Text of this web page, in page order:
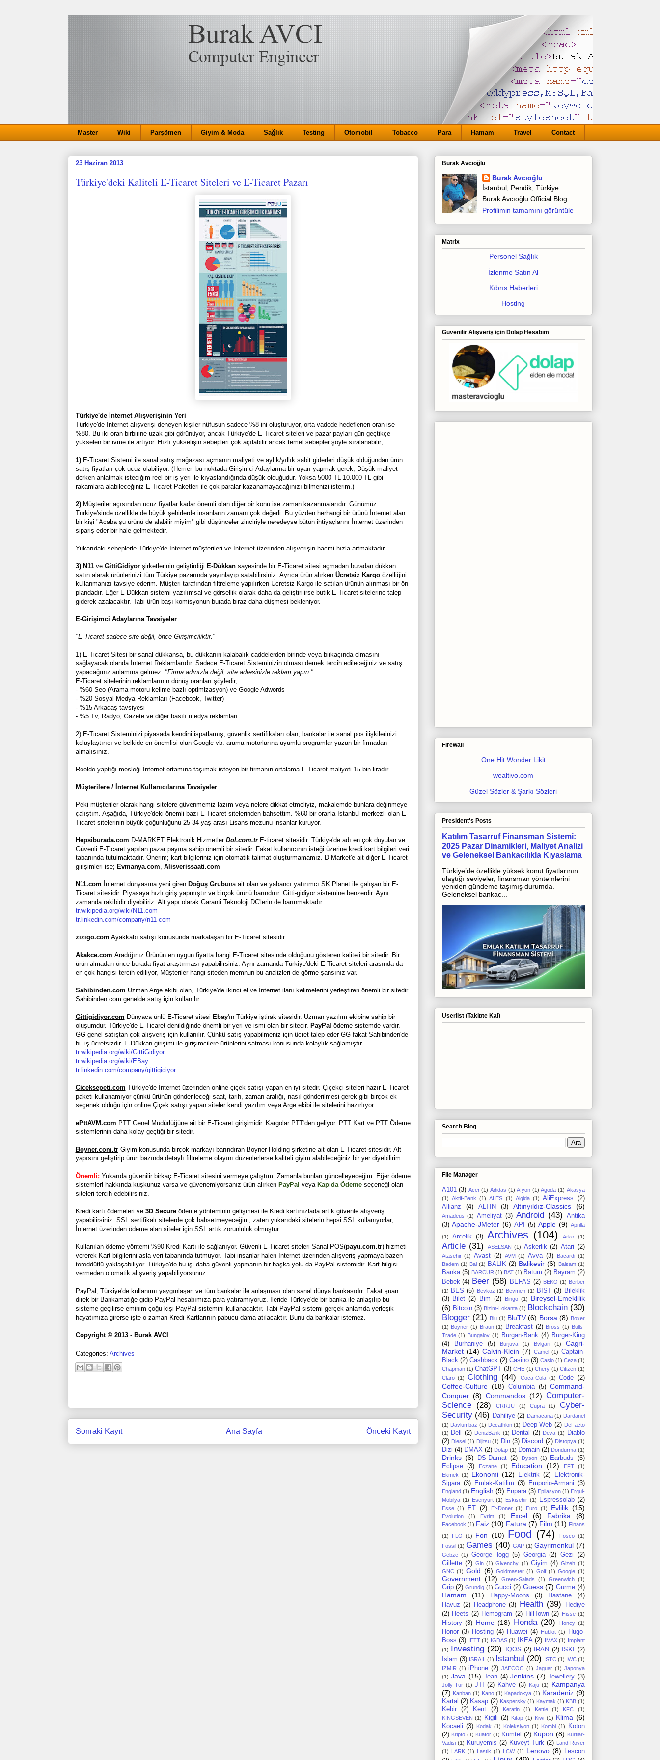
Master Wiki Parşömen Giyim & Moda Sağlık Testing Otomobil Tobacco Para Hamam Travel Contact
23 Haziran 2013
Türkiye'deki Kaliteli E-Ticaret Siteleri ve E-Ticaret Pazarı
Türkiye'de İnternet Alışverişinin Yeri
Türkiye'de İnternet alışverişi deneyen kişiler nüfusun sadece %8 ini oluşturuyor, orta vadede hedeflenen oran ise
%80. Bu iki oran birbirine uzak gibi görünüyor, ancak Türkiye'de E-Ticaret siteleri ve pazar payları gün geçtikçe
yükselen bir ivme ile artıyor. Hızlı yükselişin sebepleri çok açılabilir ancak temel sebepler şöyle sıralanabilir;
1)E-Ticaret Sistemi ile sanal satış mağazası açmanın maliyeti ve aylık/yıllık sabit giderleri düşük olduğundan ürün
satış fiyatları çok ucuz olabiliyor. (Hemen bu noktada Girişimci Adaylarına bir uyarı yapmak gerek; Düşük maliyet
derken anlatmak istediğim reel bir iş yeri ile kıyaslandığında düşük olduğudur. Yoksa 5000 TL 10.000 TL gibi
rakamlara alabileceğiniz E-Ticaret Paketleri ile çok paralar kazanamayacağınızı bilmenizi isterim.)
2)Müşteriler açısından ucuz fiyatlar kadar önemli olan diğer bir konu ise zaman kazanmalarıdır. Günümüz
Türkiye'sinde özellikle de büyük şehirlerde insanların zamanı çok değerli. Bu yüzden herhangi bir ürünü İnternet alan
bir kişi "Acaba şu ürünü de alabilir miyim" gibi düşünceler zinciriyle neredeyse bütün ihtiyaçlarını İnternet üzerinden
sipariş eder bir hale gelmektedir.
Yukarıdaki sebeplerle Türkiye'de İnternet müşterileri ve İnternet üzerinden alışverişin hacmi hızla artmaktadır.
3) N11ve GittiGidiyorşirketlerinin geliştirdiği E-Dükkansayesinde bir E-Ticaret sitesi açmadan buradan dükkan
satın alarak ürünlerinizi tüm Türkiye pazarında yayınlayıp satabilirsiniz. Ayrıca ürün alırken Ücretsiz Kargoözelliğini
kullanmanızı tavsiye ederim. Müşteri tarafından filtreleme yapılırken Ücretsiz Kargo ile satılan ürünün alınması bir ön
plandadır. Eğer E-Dükkan sistemi yazılımsal ve görsellik olarak daha da geliştirilirse butik E-Ticaret sitelerine talep
giderek azalacaktır. Tabi ürün başı komisyonun burada biraz daha düşmesi bekleniyor.
E-Girişimci Adaylarına Tavsiyeler
"E-Ticaret sadece site değil, önce Girişimciliktir."
1) E-Ticaret Sitesi bir sanal dükkansa, bu dükkanın kalabalık caddelerden birinde veya birkaçında olmasını
sağlayacak olanda İnternet Reklamlarıdır. Sadece E-Ticaret Sisteminizin olması demek tercih edileceğiniz ve satış
yapacağınız anlamına gelmez. "Firma adınızla değil, site adresinizle reklam yapın."
E-Ticaret sitelerinin reklamlarının dönüş oranları şöyledir;
- %60 Seo (Arama motoru kelime bazlı optimizasyon) ve Google Adwords
- %20 Sosyal Medya Reklamları (Facebook, Twitter)
- %15 Arkadaş tavsiyesi
- %5 Tv, Radyo, Gazete ve diğer basılı medya reklamları
2) E-Ticaret Sisteminizi piyasada kendini ispatlamış, güvenlik sertifikaları olan, bankalar ile sanal pos ilişkilerinizi
kolaylaştırıcı ve belkide en önemlisi olan Google vb. arama motorlarına uyumlu programlar yazan bir firmadan
almalısınız.
Reelde yaptığı mesleği İnternet ortamına taşımak isteyen bir firmanın ortalama E-Ticaret maliyeti 15 bin liradır.
Müşterilere / İnternet Kullanıcılarına Tavsiyeler
Peki müşteriler olarak hangi sitelere güvenmemiz lazım veya nelere dikkat etmeliyiz, makalemde bunlara değinmeye
çalıştım. Aşağıda, Türkiye'deki önemli bazı E-Ticaret sitelerinden bahsettim. %60 bir oranla İstanbul merkezli olan E-
Ticaret sitelerinin büyük çoğunluğunu 25-34 yaş arası Lisans mezunu insanlar kuruyor.
Hepsiburada.com D-MARKET Elektronik Hizmetler Dol.com.trE-ticaret sitesidir. Türkiye'de adı en çok duyulan ve
Güvenli E-Ticaret yapılan pazar payına sahip önemli bir sitedir. Fakat kullanıcının isteği üzerine kredi kart bilgileri veri
tabanında tutulmaktadır. Önerim; kart bilgileriniz için otomatik talimat oluşturmamamız. D-Market'e ait diğer E-Ticaret
girişimleri ise; Evmanya.com Alisverissaati.com
N11.com İnternet dünyasına yeni giren Doğuş Grubuna ait olan ve yabancı yatırımcı SK Planet ile çalışan bir E-
Ticaret sitesidir. Piyasaya hızlı giriş yapmıştır ve birçok ürünü barındırır. Gitti-gidiyor sistemine benzerdir. Aynı
zamanda rakibidir diyebiliriz. Alt yapı olarak Garanti Teknoloji DC'lerin de barınmaktadır.
tr.wikipedia.org/wiki/N11.com
tr.linkedin.com/company/n11-com
zizigo.com Ayakkabı satışı konusunda markalaşan bir E-Ticaret sitesidir.
Akakce.com Aradığınız Ürünün en uygun fiyatta hangi E-Ticaret sitesinde olduğunu gösteren kaliteli bir sitedir. Bir
ürün almadan önce burada fiyat araştırması yapabilirsiniz. Aynı zamanda Türkiye'deki E-Ticaret siteleri arasında da
en çok hangisi tercih ediliyor, Müşteriler hangi siteden memnun bu analizleri de görme şansınız var.
Sahibinden.com Uzman Arge ekibi olan, Türkiye'de ikinci el ve İnternet ilanı kelimelerini yerleştiren önemli bir sitedir.
Sahibinden.com genelde satış için kullanılır.
Gittigidiyor.com Dünyaca ünlü E-Ticaret sitesi Ebay'ın Türkiye iştirak sitesidir. Uzman yazılım ekibine sahip bir
oluşumdur. Türkiye'de E-Ticaret denildiğinde önemli bir yeri ve ismi olan bir sitedir. PayPal ödeme sistemde vardır.
GG genel satıştan çok alışveriş için kullanılır. Çünkü satış yapabilmeniz için ücret talep eder GG fakat Sahibinden'de
bu iş ücretsizdir. E-Dükkan girişimi ile girişimcilere ürünlerini satması konusunda kolaylık sağlamıştır.
tr.wikipedia.org/wiki/GittiGidiyor
tr.wikipedia.org/wiki/EBay
tr.linkedin.com/company/gittigidiyor
Ciceksepeti.com Türkiye'de İnternet üzerinden online çiçek satışı yapan en iyi sitedir. Çiçekçi siteleri hazır E-Ticaret
paketi kullanamıyor çünkü ürünün gönderileceği saat, tarih, zaman aralığı, nasıl gönderilmesi gerek gibi birçok ek
seçenek olduğu için online Çiçek satışı yapan siteler kendi yazılım veya Arge ekibi ile sitelerini hazırlıyor.
ePttAVM.com PTT Genel Müdürlüğüne ait bir E-Ticaret girişimidir. Kargolar PTT'den geliyor. PTT Kart ve PTT Ödeme
sistemlerinin daha kolay geçtiği bir sitedir.
Boyner.com.trGiyim konusunda birçok markayı barındıran Boyner Holding şirketine ait olan E-Ticaret sitesidir. Alt
yapısını geliştirip ürün bazında detaylı filtreleme olayını düzenlerlerse kaliteli giyim alabileceğiniz bir yer diyebilirim.
Önemli; Yukarıda güvenilir birkaç E-Ticaret sitesini vermeye çalıştım. Zamanla bunları güncelleyeceğim.
Eğer ödeme
sistemleri hakkında kuşkunuz varsa ve güvenemiyorsanız ürün alırken PayPal veya Kapıda Ödemeseçeneği olan
siteleri tercih edebilirsiniz.
Kredi kartı ödemeleri ve 3D Secureödeme yönteminin gelişmesi ile Kredi kartınızlada artık güvenle alışveriş
yapabilirsiniz. SSL sertifikalı sitelerde çok bahsetmeyeceğim, zaten yukarıdaki sitelerin hepsi SSL kullanıyorlar,
İnternet üzerinden ödeme alan siteler için SSL artık zorunluluk olmuştur.
Kullanılan ödeme yöntemi %90 Kredi Kartı ile sağlanıyor. Güvenli E-Ticaret siteleri Sanal POS(payu.com.tr) hizmeti
vererek Kart bilgilerini asla veri tabanında tutmuyor. Tabi insanlar halen İnternet üzerinden alışveriş yapmaya bazen
tereddütlü yaklaşabiliyor. Türkiye'de bu işi daha güvenli yapmanın bir başka yolu da PayPal sistemidir. Kart bilgisi
vermeden otomatik alışveriş yapabiliyorsunuz.
PayPal, Türkiye'de kullanımı yaygınlaşan ve tüm bankalar ile anlaşması olan sanal dünya bankasıdır. Fakat şuan
direk bir Bankamatiğe gidip PayPal hesabımıza para yatıramıyoruz. İleride Türkiye'de bir banka ile anlaşılıp bu
sisteme geçilirse eminim çoğu kişi PayPal sistemini kullanacaktır. Tabi PayPal sistemi gerçek anlamda yerleşik
hayatımıza girerse işte o zaman Kredi Kartlarının pabucu dama atılacaktır. Bunu da bankalar istemez.
Copyright © 2013 - Burak AVCI
Categories: Archives
Sonraki Kayıt Önceki Kayıt
Ana Sayfa
Burak Avcıoğlu
Burak Avcıoğlu
İstanbul, Pendik, Türkiye
Burak Avcıoğlu Official Blog
Profilimin tamamını görüntüle
Matrix
Personel Sağlık
İzlenme Satın Al
Kıbrıs Haberleri
Hosting
Güvenilir Alışveriş için Dolap Hesabım
Firewall
One Hit Wonder Likit
wealtivo.com
Güzel Sözler & Şarkı Sözleri
President's Posts
Katılım Tasarruf Finansman Sistemi:
2025 Pazar Dinamikleri, Maliyet Analizi
ve Geleneksel Bankacılıkla Kıyaslama
Türkiye’de özellikle yüksek konut fiyatlarının
ulaştığı seviyeler, finansman yöntemlerini
yeniden gündeme taşımış durumda.
Geleneksel bankac...
Userlist (Takipte Kal)
Search Blog
File Manager
A101 (3) Acer (1) Adidas (1) Afyon (1) Agoda (1) Akasya
(1) Aktif-Bank (1) ALES (1) Algida (1) AliExpress
(2)
Allianz
(4) ALTIN (3) Altınyıldız-Classics (6)
Amadeus (1) Ameliyat (3) Android (43)
Antika
(3) Apache-JMeter (6) API (5) Apple (9) Aprilla
(1)
Arcelik (3) Archives (104) Arko (1)
Article (31) ASELSAN (1) Askerlik (2) Atari (2)
Atasehir (1) Avast (2) AVM (1) Avva (3) Bacardi (1)
Badem (1) Bal (1) BALIK (2) Balikesir (6) Balsam (1)
Banka (5) BARCUR (1) BAT (1) Batum (2) Bayram (2)
Bebek (4) Beer (58) BEFAS (2) BEKO (1) Berber
(1) BES (5) Beykoz (1) Beymen (1) BIST (3) Bileklik
(3)
Bilet (2) Bim (2) Bingo (1)
Bireysel-Emeklilik
(6) Bitcoin (3) Bizim-Lokanta (1) Blockchain (30)
Blogger (21) Blu (1) BluTV (6) Borsa (8) Boxer
(1) Boyner (1) Braun (1) Breakfast (2) Bross (1) Bulls-
Trade (1) Bungalov (1) Burgan-Bank (4) Burger-King
(4)
Burhaniye (5) Burjuva (1) Bvlgari (1)
Cagri-
Market (14) Calvin-Klein (7) Camel (1) Captain-
Black (2) Cashback (2) Casino (3) Casio (1) Ceza (1)
Chapman (1) ChatGPT (3) CHE (1) Chery (1) Citizen (1)
Claro (1) Clothing (44) Coca-Cola (1) Code (2)
Coffee-Culture (18) Columbia (5)
Command-
Conquer (8) Commandos (12)
Computer-
Science
(28) CRRJU (1) Cupra (1)
Cyber-
Security (46) Dahiliye (2) Damacana (1) Dardanel
(1) Davlumbaz (1) Decathlon (1) Deep-Web (2) DeFacto
(1) Dell (2) DenizBank (1) Dental (2) Deva (1)
Diablo
(2) Diesel (1) Dijitsu (1) Din (3) Discord (2) Distopya (1)
Dizi (4) DMAX (2) Dolap (1) Domain (2) Dondurma (1)
Drinks (6) DS-Damat (2) Dyson (1) Earbuds
(5)
Eclipse
(3) Eczane (1) Education (12) EFT
(1)
Ekmek (1) Ekonomi (12) Elektrik (2)
Elektronik-
Sigara (3) Emlak-Katilim (3) Emporio-Armani (3)
England (1) English (9) Enpara (3) Epilasyon (1) Ergul-
Mobilya (1) Esenyurt (1) Eskisehir (1) Espressolab (2)
Esse (1) ET (2) Et-Doner (1) Euro (1) Evlilik (15)
Evolution (1) Evrim (1) Excel (6) Fabrika (8)
Facebook (1) Faiz (10) Fatura (7) Film (11) Finans
(1)
FLO (1) Fon (10) Food (74) Fosco (1)
Fossil (1) Games (40) GAP (1) Gayrimenkul (7)
Gebze (1) George-Hogg (5) Georgia (2) Gezi
(2)
Gillette (2) Gin (1) Givenchy (1) Giyim (4) Gizeh (1)
GNC (1) Gold (6) Goldmaster (1) Golf (1) Google (1)
Government (12) Green-Salads (1) Greenwich (1)
Grip (2) Grundig (1) Gucci (2) Guess (7) Gurme (4)
Hamam (11) Happy-Moons (3) Hastane
(4)
Havuz (2) Headphone (3) Health (39)
Hediye
(2) Heets (2) Hemogram (2) HillTown (2) Hisse (1)
History (3) Home (18) Honda (20) Honey (1)
Honor (3) Hosting (4) Huawei (4) Hublot (1)
Hugo-
Boss (3) IETT (1) IGDAS (1) IKEA (2) IMAX (1) Implant
(1) Investing (20) IQOS (2) IRAN (2) ISKI
(2)
Islam (3) ISRAIL (1) Istanbul (20) ISTC (1) IWC (1)
IZMIR (1) iPhone (2) JAECOO (1) Jaguar (1) Japonya
(1) Java (15) Jean (4) Jenkins (7) Jewellery (3)
Jolly-Tur (1) JTI (2) Kahve (3) Kaju (1)
Kampanya
(7) Kanban (1) Kano (1) Kapadokya (1) Karadeniz (9)
Kartal (2) Kasap (2) Kaspersky (1) Kaymak (1) KBB (1)
Kebir (2) Kent (2) Keratin (1) Kettle (1) KFC
(1)
KINGSEVEN (1) Kigili (2) Kitap (1) Kiwi (1) Klima (6)
Kocaeli (3) Kodak (1) Koleksiyon (1) Kombi (1)
Koton
(2) Kripto (1) Kuafor (1) Kumtel (2) Kupon (8) Kurtlar-
Vadisi (1) Kuruyemis (2) Kuveyt-Turk (2) Land-Rover
(1) LARK (1) Lastik (1) LCW (1) Lenovo (8)
Lescon